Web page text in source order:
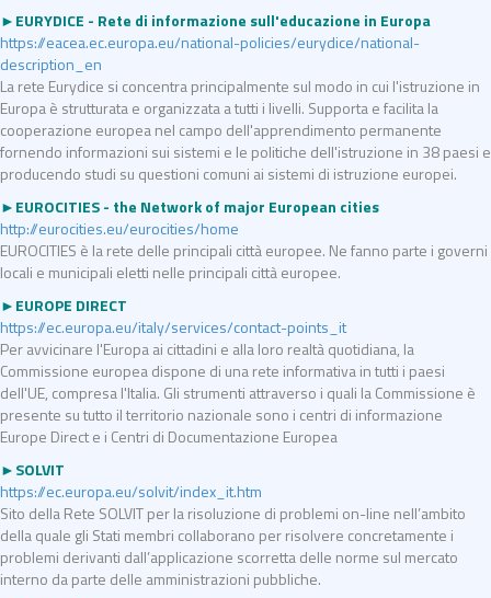
►EURYDICE - Rete di informazione sull'educazione in Europa
https://eacea.ec.europa.eu/national-policies/eurydice/national-
description_en
La rete Eurydice si concentra principalmente sul modo in cui l'istruzione in
Europa è strutturata e organizzata a tutti i livelli. Supporta e facilita la
cooperazione europea nel campo dell'apprendimento permanente
fornendo informazioni sui sistemi e le politiche dell'istruzione in 38 paesi e
producendo studi su questioni comuni ai sistemi di istruzione europei.
►EUROCITIES - the Network of major European cities
http://eurocities.eu/eurocities/home
EUROCITIES è la rete delle principali città europee. Ne fanno parte i governi
locali e municipali eletti nelle principali città europee.
►EUROPE DIRECT
https://ec.europa.eu/italy/services/contact-points_it
Per avvicinare l'Europa ai cittadini e alla loro realtà quotidiana, la
Commissione europea dispone di una rete informativa in tutti i paesi
dell'UE, compresa l'Italia. Gli strumenti attraverso i quali la Commissione è
presente su tutto il territorio nazionale sono i centri di informazione
Europe Direct e i Centri di Documentazione Europea
►SOLVIT
https://ec.europa.eu/solvit/index_it.htm
Sito della Rete SOLVIT per la risoluzione di problemi on-line nell’ambito
della quale gli Stati membri collaborano per risolvere concretamente i
problemi derivanti dall’applicazione scorretta delle norme sul mercato
interno da parte delle amministrazioni pubbliche.